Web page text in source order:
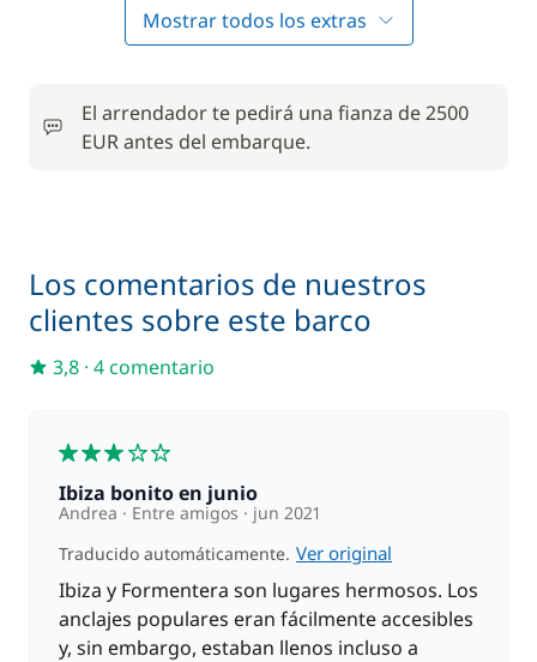
Tabla surf eléctrica
Wifi 150,00 €
Mostrar todos los extras
El arrendador te pedirá una fianza de 2500
EUR antes del embarque.
Los comentarios de nuestros
clientes sobre este barco
3,8 · 4 comentario
Ibiza bonito en junio
Andrea Entre amigos
jun 2021
Traducido automáticamente. Ver original
Ibiza y Formentera son lugares hermosos. Los
anclajes populares eran fácilmente accesibles
y, sin embargo, estaban llenos incluso a